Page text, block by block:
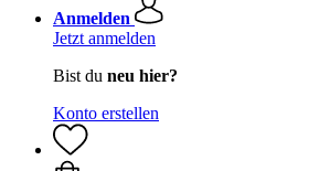
Anmelden
Jetzt anmelden
Bist du neu hier?
Konto erstellen